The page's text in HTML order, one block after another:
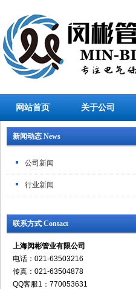
网站首页 关于公司
新闻动态 News
公司新闻
行业新闻
联系方式 Contact
上海闵彬管业有限公司
电话：021-63503216
传真：021-63504878
QQ客服1：770053631